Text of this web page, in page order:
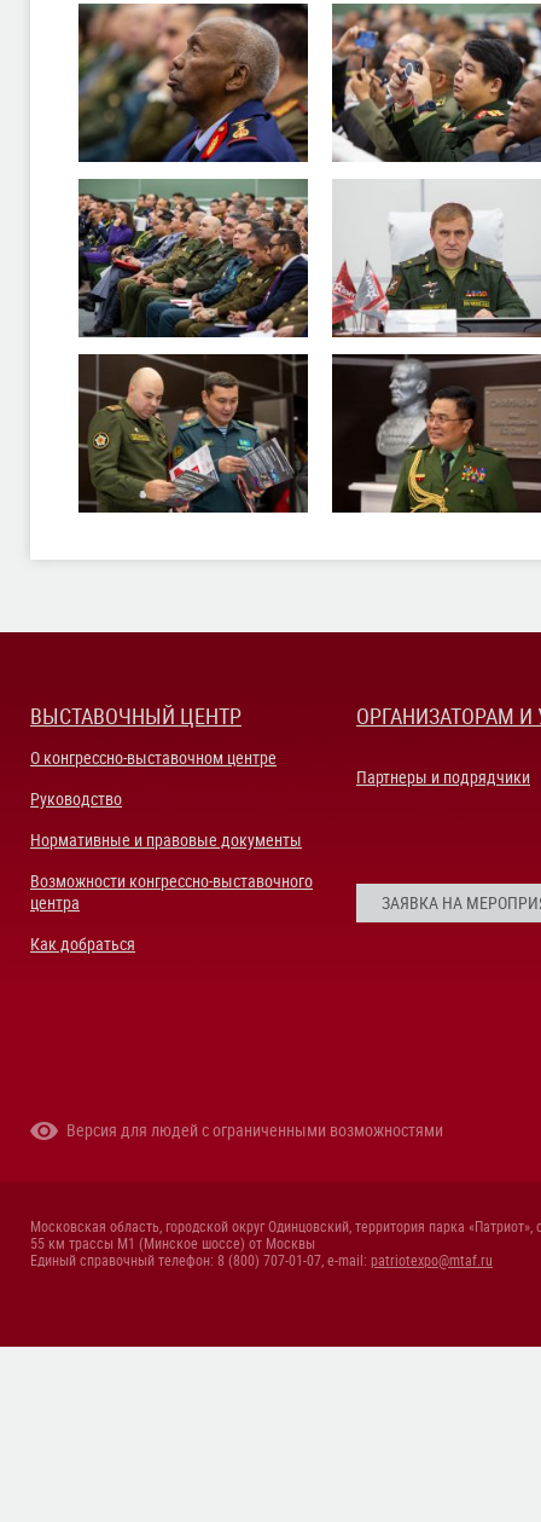
ВЫСТАВОЧНЫЙ ЦЕНТР
О конгрессно-выставочном центре
Руководство
Нормативные и правовые документы
Возможности конгрессно-выставочного
центра
Как добраться
ОРГАНИЗАТОРАМ
Партнеры и подрядчики
ЗАЯВКА НА
Версия для людей с ограниченными возможностями
Московская область, городской округ Одинцовский, территория парка «Патриот»,
55 км трассы М1 (Минское шоссе) от Москвы
Единый справочный телефон: 8 (800) 707-01-07, e-mail: patriotexpo@mtaf.ru